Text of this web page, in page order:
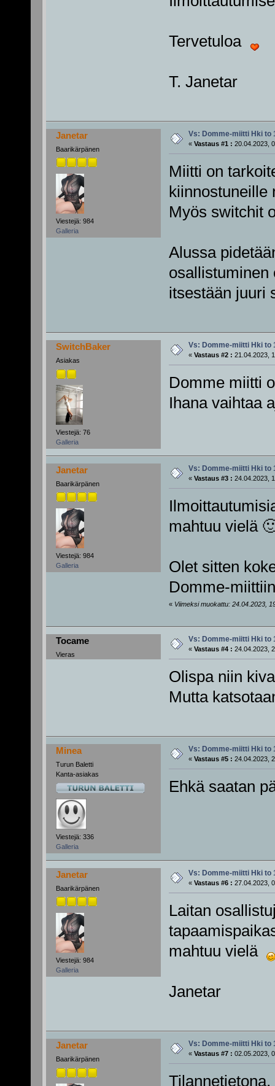
Tervetuloa
T. Janetar
Janetar
Baarikärpänen
Viestejä: 984
Galleria
Vs: Domme-miitti Hki to
« Vastaus #1 : 20.04.2023,
Miitti on
Myös switchit
Alussa
osallistuminen
itsestään juuri
SwitchBaker
Asiakas
Viestejä: 76
Galleria
Vs: Domme-miitti Hki to
« Vastaus #2 : 21.04.2023,
Domme miitti
Ihana vaihtaa
Janetar
Baarikärpänen
Viestejä: 984
Galleria
Vs: Domme-miitti Hki to
« Vastaus #3 : 24.04.2023,
mahtuu vielä
Olet sitten
Domme-
« Viimeksi muokattu: 24.04.2023,
Tocame
Vieras
Vs: Domme-miitti Hki to
« Vastaus #4 : 24.04.2023,
Olispa niin
Mutta
Minea
Turun Baletti
Kanta-asiakas
Viestejä: 336
Galleria
Vs: Domme-miitti Hki to
« Vastaus #5 : 24.04.2023,
Ehkä saatan
Janetar
Baarikärpänen
Viestejä: 984
Galleria
Vs: Domme-miitti Hki to
« Vastaus #6 : 27.04.2023,
Laitan
mahtuu vielä
Janetar
Janetar
Baarikärpänen
Vs: Domme-miitti Hki to
« Vastaus #7 : 02.05.2023,